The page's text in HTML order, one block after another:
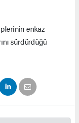
enkaz
sürdürdüğü